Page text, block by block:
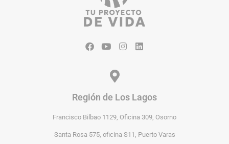
Región de Los Lagos
Francisco Bilbao 1129, Oficina 309, Osorno
Santa Rosa 575, oficina S11, Puerto Varas